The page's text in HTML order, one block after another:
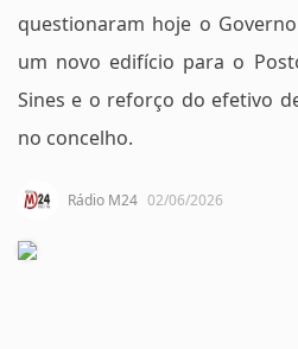
questionaram hoje o
um novo edifício para o
Sines e o reforço do efetivo
no concelho.
Rádio M24 02/06/2026